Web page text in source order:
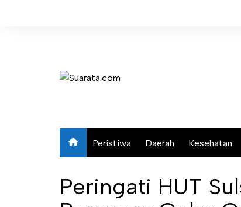
Peristiwa Daerah Kesehatan
Peringati HUT